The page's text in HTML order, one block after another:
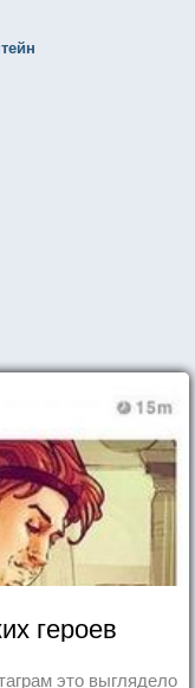
героев
это выглядело